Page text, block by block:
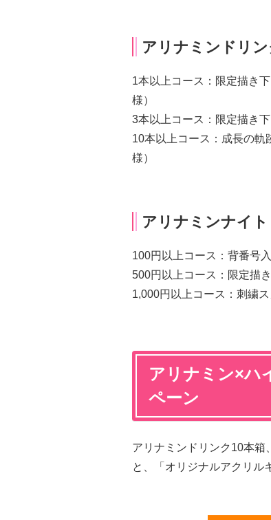
アリナミンドリン
1本以上コース：限定描き
様）
3本以上コース：限定描き
10本以上コース：成長の軌
様）
アリナミンナイト
100円以上コース：背番号
500円以上コース：限定描
1,000円以上コース：刺繍ス
アリナミン×ハ
ペーン
アリナミンドリンク10本箱
と、「オリジナルアクリル